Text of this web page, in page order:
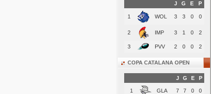
J G E P
1 WOL 3 3 0 0
2 IMP 3 1 0 2
3 PVV 2 0 0 2
COPA CATALANA OPEN
J G E P
1 GLA 7 7 0 0